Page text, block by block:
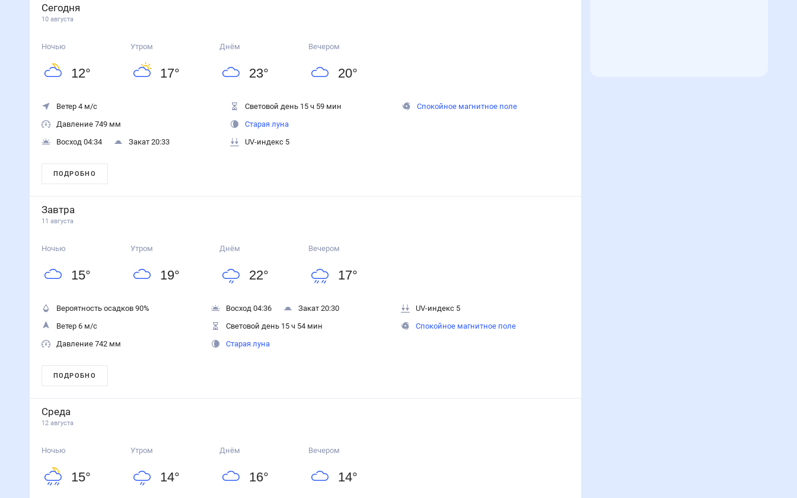
Сегодня
10 августа
Ночью
12°
Утром
17°
Днём
23°
Вечером
20°
Ветер 4 м/с
Давление 749 мм
Восход 04:34
Закат 20:33
Световой день 15 ч 59 мин
Старая луна
UV-индекс 5
Спокойное магнитное поле
ПОДРОБНО
Завтра
11 августа
Ночью
15°
Утром
19°
Днём
22°
Вечером
17°
Вероятность осадков 90%
Ветер 6 м/с
Давление 742 мм
Восход 04:36
Закат 20:30
Световой день 15 ч 54 мин
Старая луна
UV-индекс 5
Спокойное магнитное поле
ПОДРОБНО
Среда
12 августа
Ночью
15°
Утром
14°
Днём
16°
Вечером
14°